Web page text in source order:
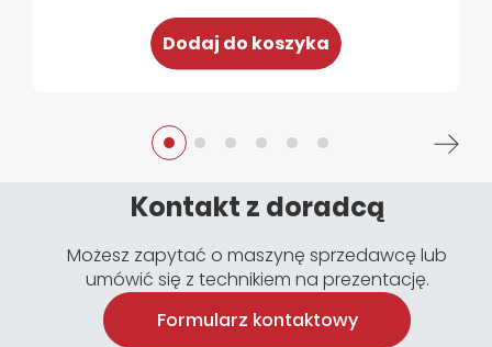
Dodaj do koszyka
Kontakt z doradcą
Możesz zapytać o maszynę sprzedawcę lub
umówić się z technikiem na prezentację.
Formularz kontaktowy